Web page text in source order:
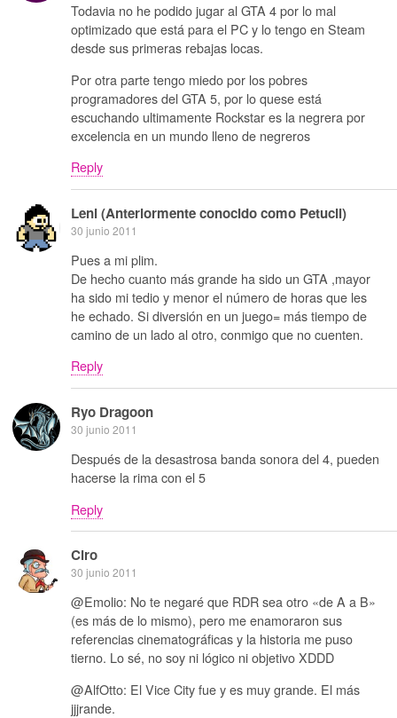
Todavia no he podido jugar al GTA 4 por lo mal
optimizado que está para el PC y lo tengo en Steam
desde sus primeras rebajas locas.
Por otra parte tengo miedo por los pobres
programadores del GTA 5, por lo quese está
escuchando ultimamente Rockstar es la negrera por
excelencia en un mundo lleno de negreros
Reply
Leni (Anteriormente conocido como Petucli)
30 junio 2011
Pues a mi plim.
De hecho cuanto más grande ha sido un GTA ,mayor
ha sido mi tedio y menor el número de horas que les
he echado. Si diversión en un juego= más tiempo de
camino de un lado al otro, conmigo que no cuenten.
Reply
Ryo Dragoon
30 junio 2011
Después de la desastrosa banda sonora del 4, pueden
hacerse la rima con el 5
Reply
Ciro
30 junio 2011
@Emolio: No te negaré que RDR sea otro «de A a B»
(es más de lo mismo), pero me enamoraron sus
referencias cinematográficas y la historia me puso
tierno. Lo sé, no soy ni lógico ni objetivo XDDD
@AlfOtto: El Vice City fue y es muy grande. El más
jjjrande.